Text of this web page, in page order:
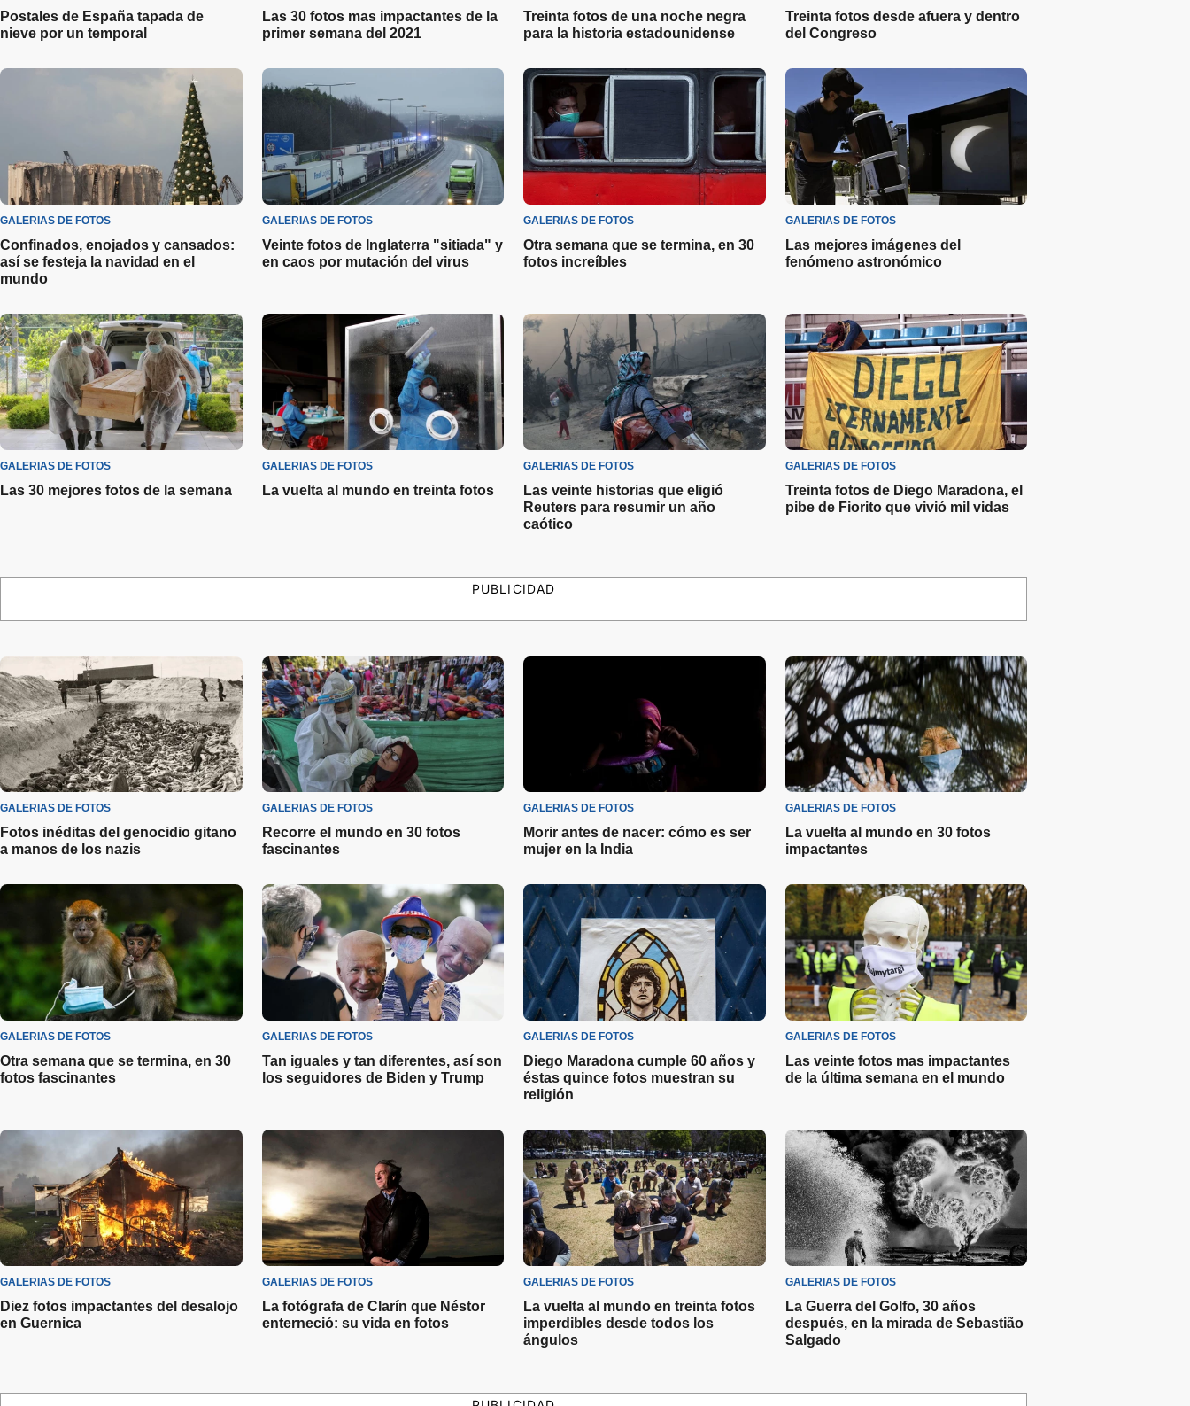
Postales de España tapada de
nieve por un temporal
Las 30 fotos mas impactantes de la
primer semana del 2021
Treinta fotos de una noche negra
para la historia estadounidense
Treinta fotos desde afuera y dentro
del Congreso
GALERIAS DE FOTOS
Confinados, enojados y cansados:
así se festeja la navidad en el
mundo
GALERIAS DE FOTOS
Veinte fotos de Inglaterra "sitiada" y
en caos por mutación del virus
GALERIAS DE FOTOS
Otra semana que se termina, en 30
fotos increíbles
GALERIAS DE FOTOS
Las mejores imágenes del
fenómeno astronómico
GALERIAS DE FOTOS
Las 30 mejores fotos de la semana
GALERIAS DE FOTOS
La vuelta al mundo en treinta fotos
GALERIAS DE FOTOS
Las veinte historias que eligió
Reuters para resumir un año
caótico
GALERIAS DE FOTOS
Treinta fotos de Diego Maradona, el
pibe de Fiorito que vivió mil vidas
PUBLICIDAD
GALERIAS DE FOTOS
Fotos inéditas del genocidio gitano
a manos de los nazis
GALERIAS DE FOTOS
Recorre el mundo en 30 fotos
fascinantes
GALERIAS DE FOTOS
Morir antes de nacer: cómo es ser
mujer en la India
GALERIAS DE FOTOS
La vuelta al mundo en 30 fotos
impactantes
GALERIAS DE FOTOS
Otra semana que se termina, en 30
fotos fascinantes
GALERIAS DE FOTOS
Tan iguales y tan diferentes, así son
los seguidores de Biden y Trump
GALERIAS DE FOTOS
Diego Maradona cumple 60 años y
éstas quince fotos muestran su
religión
GALERIAS DE FOTOS
Las veinte fotos mas impactantes
de la última semana en el mundo
GALERIAS DE FOTOS
Diez fotos impactantes del desalojo
en Guernica
GALERIAS DE FOTOS
La fotógrafa de Clarín que Néstor
enterneció: su vida en fotos
GALERIAS DE FOTOS
La vuelta al mundo en treinta fotos
imperdibles desde todos los
ángulos
GALERIAS DE FOTOS
La Guerra del Golfo, 30 años
después, en la mirada de Sebastião
Salgado